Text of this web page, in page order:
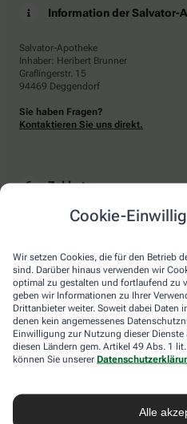
Cookie-
Wir setzen Cookies, die für den Betrieb
sind. Darüber hinaus verwenden wir
optimal zu gestalten und fortlaufend zu
geben wir Informationen zu Ihrer
Drittanbieter weiter. Soweit dabei Daten
denen kein angemessenes
Einwilligung zur Nutzung dieser Dienste
diesen Ländern gem. Artikel 49 Abs. 1
können Sie unserer
Alle
Information der Salvator-
Salvator-Apotheke
Inhaber: Heribert Brunner
Graflingerstr. 15
94469 Deggendorf
Sie haben Fragen?
Kontaktieren Sie uns direkt.
Zahlarten
Bar oder mit einer anderen
Lieferarten
Abholung in der Apotheke
Botendienstlieferung
apotheke.com